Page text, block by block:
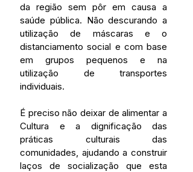
da região sem pôr em causa a
saúde pública. Não descurando a
utilização de máscaras e o
distanciamento social e com base
em grupos pequenos e na
utilização de transportes
individuais.
É preciso não deixar de alimentar a
Cultura e a dignificação das
práticas culturais das
comunidades, ajudando a construir
laços de socialização que esta